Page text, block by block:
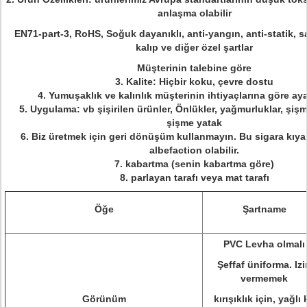
anlaşma olabilir
EN71-part-3, RoHS, Soğuk dayanıklı, anti-yangın, anti-statik,
kalıp ve diğer özel şartlar
Müşterinin talebine göre
3. Kalite: Hiçbir koku, çevre dostu
4. Yumuşaklık ve kalınlık müşterinin ihtiyaçlarına göre
5. Uygulama: vb şişirilen ürünler, Önlükler, yağmurluklar,
şişme yatak
6. Biz üretmek için geri dönüşüm kullanmayın. Bu sigara
albefaction olabilir.
7. kabartma (senin kabartma göre)
8. parlayan tarafı veya mat tarafı
Öğe Şartname
Görünüm
PVC Levha olmalı
Şeffaf üniforma.
vermemek
kırışıklık için, yağlı